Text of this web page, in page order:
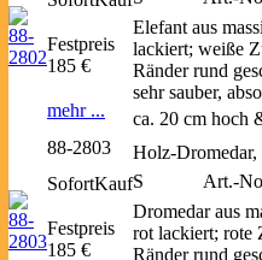
Elefant aus
lackiert; weiße
Ränder rund
sehr sauber,
ca. 20 cm hoch
Festpreis
185 €
mehr ...
88-2803
Holz-
S
Art.-
Dromedar aus
rot lackiert; rote
Ränder rund
SofortKauf
Festpreis
185 €